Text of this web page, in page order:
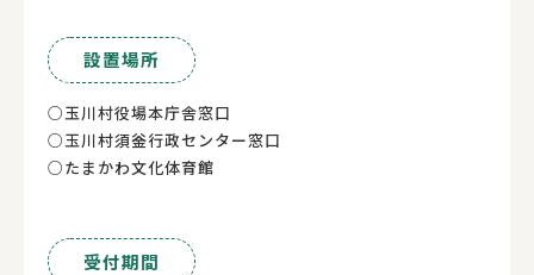
設置場所
○玉川村役場本庁舎窓口
○玉川村須釡行政センター窓口
○たまかわ文化体育館
受付期間